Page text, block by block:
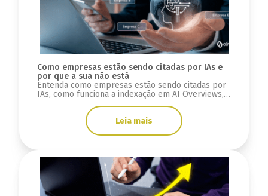
Como empresas estão sendo citadas por IAs e
por que a sua não está
Entenda como empresas estão sendo citadas por
IAs, como funciona a indexação em AI Overviews,
Leia mais